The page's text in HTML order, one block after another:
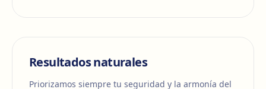
Resultados naturales
Priorizamos siempre tu seguridad y la armonía del